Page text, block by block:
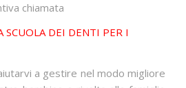
chiamata
SCUOLA DEI DENTI PER I
a gestire nel modo migliore